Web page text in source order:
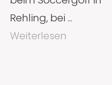
Rehling, bei ...
Weiterlesen